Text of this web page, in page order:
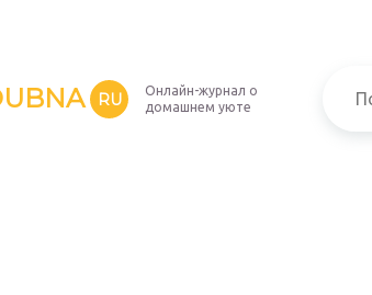
RU
Онлайн-журнал о
домашнем уюте